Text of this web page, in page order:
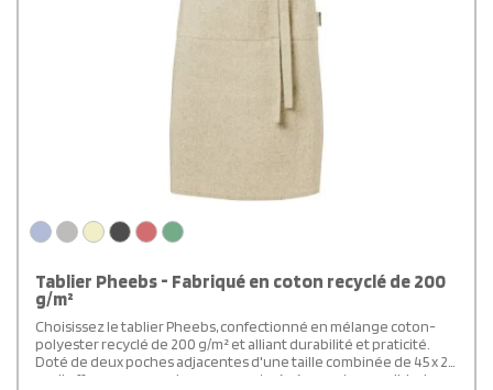
Tablier Pheebs - Fabriqué en coton recyclé de 200
g/m²
Choisissez le tablier Pheebs, confectionné en mélange coton-
polyester recyclé de 200 g/m² et alliant durabilité et praticité.
Doté de deux poches adjacentes d'une taille combinée de 45 x 20
cm, il offre un espace de rangement généreux et accessible. La